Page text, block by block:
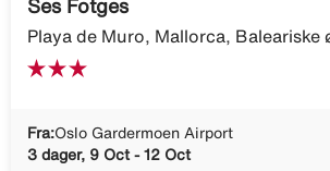
Ses Fotges
Playa de Muro, Mallorca, Baleariske
Fra:Oslo Gardermoen Airport
3 dager, 9 Oct - 12 Oct